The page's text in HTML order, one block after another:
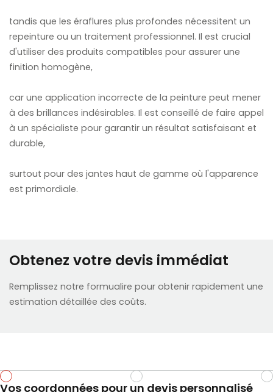
tandis que les éraflures plus profondes nécessitent un
repeinture ou un traitement professionnel. Il est crucial
d'utiliser des produits compatibles pour assurer une
finition homogène,
car une application incorrecte de la peinture peut mener
à des brillances indésirables. Il est conseillé de faire appel
à un spécialiste pour garantir un résultat satisfaisant et
durable,
surtout pour des jantes haut de gamme où l'apparence
est primordiale.
Obtenez votre devis immédiat
Remplissez notre formualire pour obtenir rapidement une
estimation détaillée des coûts.